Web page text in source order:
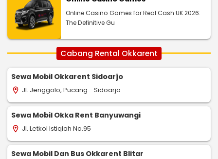
Online Casino Games for Real Cash UK 2026:
The Definitive Gu
Cabang Rental Okkarent
Sewa Mobil Okkarent Sidoarjo
location_on Jl. Jenggolo, Pucang - Sidoarjo
Sewa Mobil Okka Rent Banyuwangi
location_on Jl. Letkol Istiqlah No.95
Sewa Mobil Dan Bus Okkarent Blitar